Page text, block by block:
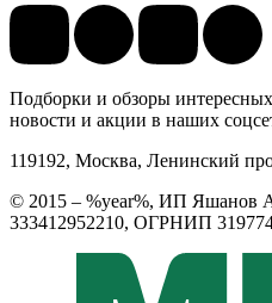
Подборки и обзоры
новости и акции в наших
119192, Москва, Ленинский
© 2015 – %year%, ИП Яшанов
333412952210, ОГРНИП